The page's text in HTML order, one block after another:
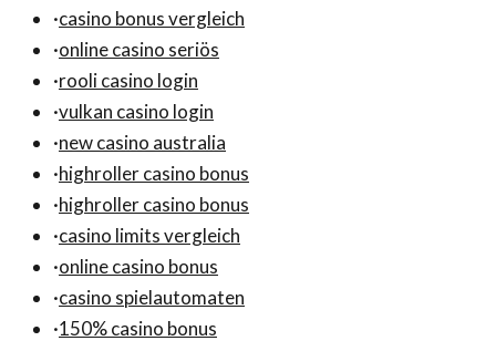
·casino bonus vergleich
·online casino seriös
·rooli casino login
·vulkan casino login
·new casino australia
·highroller casino bonus
·highroller casino bonus
·casino limits vergleich
·online casino bonus
·casino spielautomaten
·150% casino bonus